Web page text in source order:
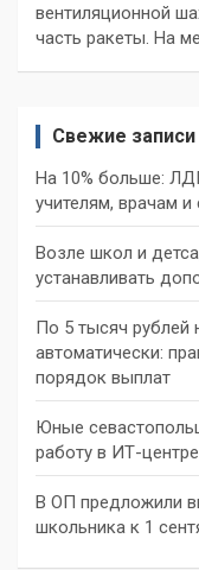
вентиляционной
часть ракеты. На
Свежие записи
На 10% больше:
учителям, врачам
Возле школ и
устанавливать
По 5 тысяч рублей
автоматически:
порядок выплат
Юные
работу в ИТ-
В ОП предложили
школьника к 1